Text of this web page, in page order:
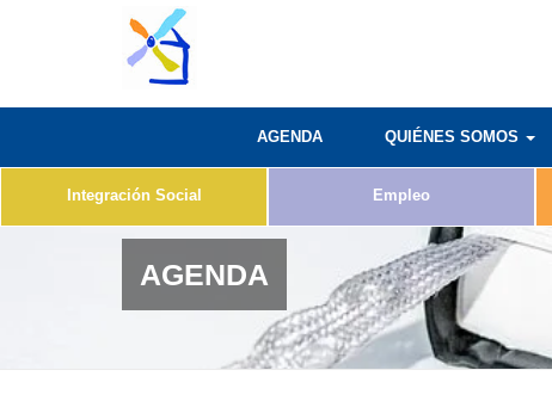
AGENDA QUIÉNES SOMOS
Integración Social Empleo
AGENDA